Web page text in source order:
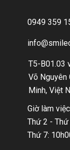
0949 359
T5-B01.03
Võ Nguyên
Minh, Việt
Giờ làm
Thứ 2 -
Thứ 7: